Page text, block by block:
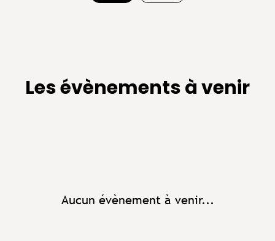
Les évènements à venir
Aucun évènement à venir...